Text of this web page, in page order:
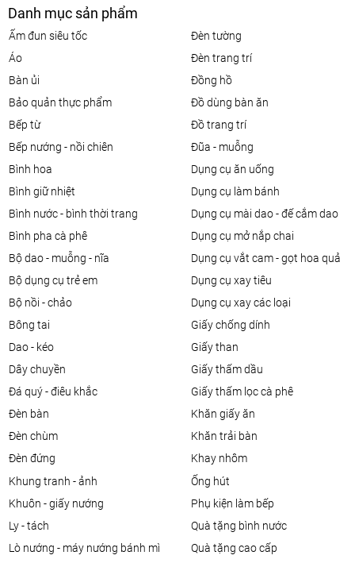
Danh mục sản phẩm
ấm đun siêu tốc
áo
bàn ủi
bảo quản thực phẩm
bếp từ
bếp nướng - nồi chiên
bình hoa
bình giữ nhiệt
bình nước - bình thời trang
bình pha cà phê
bộ dao - muỗng - nĩa
bộ dụng cụ trẻ em
bộ nồi - chảo
bông tai
dao - kéo
dây chuyền
đá quý - điêu khắc
đèn bàn
đèn chùm
đèn đứng
đèn tường
đèn trang trí
đồng hồ
đồ dùng bàn ăn
đồ trang trí
đũa - muỗng
dụng cụ ăn uống
dụng cụ làm bánh
dụng cụ mài dao - đế cắm dao
dụng cụ mở nắp chai
dụng cụ vắt cam - gọt hoa quả
dụng cụ xay tiêu
dụng cụ xay các loại
giấy chống dính
giấy than
giấy thấm dầu
giấy thấm lọc cà phê
khăn giấy ăn
khăn trải bàn
khay nhôm
khung tranh - ảnh
khuôn - giấy nướng
ly - tách
lò nướng - máy nướng bánh mì
ống hút
phụ kiện làm bếp
quà tặng bình nước
quà tặng cao cấp